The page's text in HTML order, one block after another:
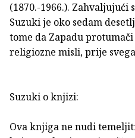
(1870.-1966.). Zahvaljujući
Suzuki je oko sedam
tome da Zapadu
religiozne misli, prije
Suzuki o knjizi:
Ova knjiga ne nudi